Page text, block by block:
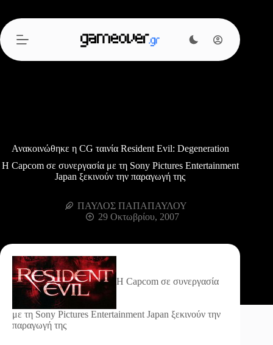
περιεχόμενο
Ανακοινώθηκε η CG ταινία Resident Evil: Degeneration
Η Capcom σε συνεργασία με τη Sony Pictures Entertainment
Japan ξεκινούν την παραγωγή της
ΠΑΥΛΟΣ ΠΑΠΑΠΑΥΛΟΥ
29 Οκτωβρίου, 2007
Η Capcom σε συνεργασία
με τη Sony Pictures Entertainment Japan ξεκινούν την
παραγωγή της